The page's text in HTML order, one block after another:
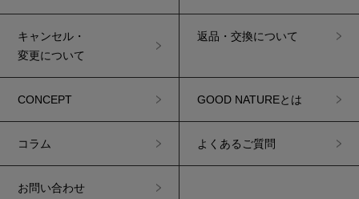
キャンセル・
変更について
返品・交換について
CONCEPT GOOD NATUREとは
コラム よくあるご質問
お問い合わせ